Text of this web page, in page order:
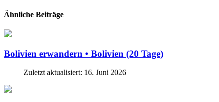
Ähnliche Beiträge
Bolivien erwandern • Bolivien (20 Tage)
Zuletzt aktualisiert: 16. Juni 2026